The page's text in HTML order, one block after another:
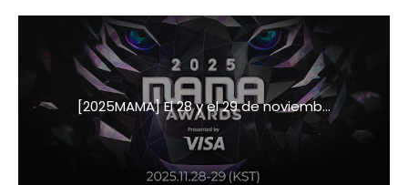
[2025MAMA] El 28 y el 29 de noviemb...